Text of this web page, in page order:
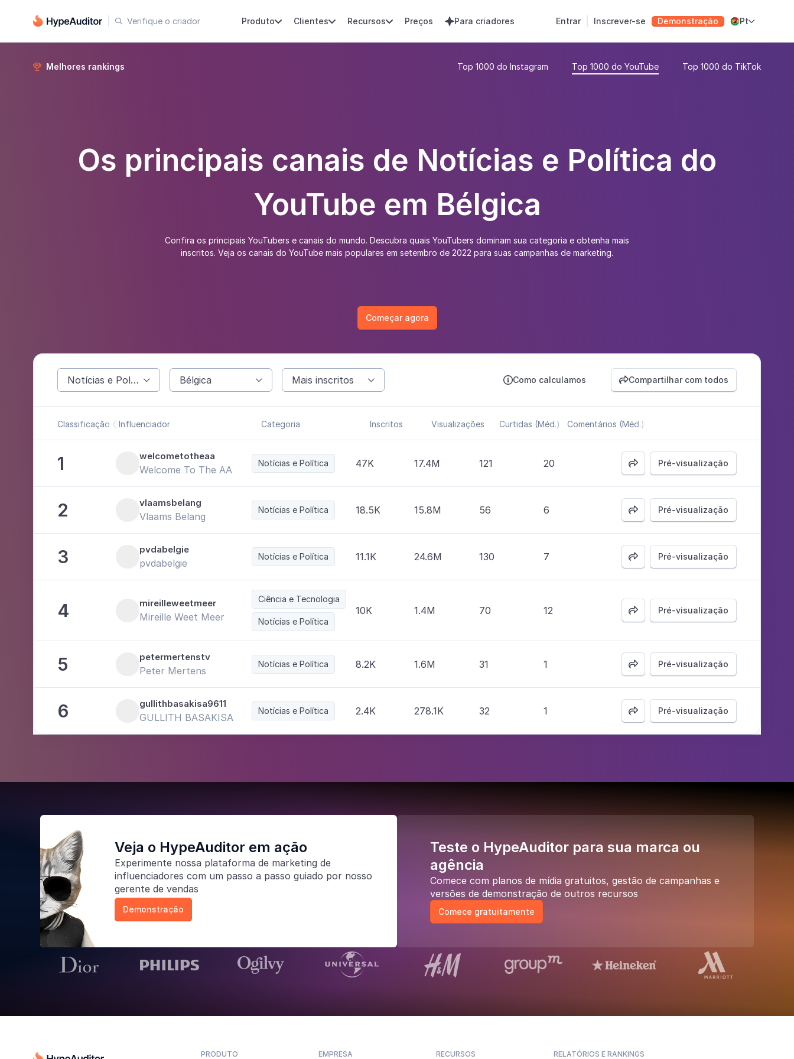
 Verifique o criador 
Produto 
Clientes 
Recursos Preços Para criadores Entrar Inscrever-se Demonstração Pt
 Melhores rankings Top 1000 do Instagram Top 1000 do YouTube Top 1000 do TikTok
Os principais canais de Notícias e Política do
YouTube em Bélgica
Confira os principais YouTubers e canais do mundo. Descubra quais YouTubers dominam sua categoria e obtenha mais
inscritos. Veja os canais do YouTube mais populares em setembro de 2022 para suas campanhas de marketing.
Começar agora
Notícias e Política  Bélgica  Mais inscritos  Como calculamos Compartilhar com todos
Classificação Influenciador Categoria Inscritos Visualizações Curtidas (Méd.) Comentários (Méd.)
1 welcometotheaa
Welcome To The AA
Notícias e Política 47K 17.4M 121 20  Pré-visualização
2 vlaamsbelang
Vlaams Belang
Notícias e Política 18.5K 15.8M 56 6  Pré-visualização
3 pvdabelgie
pvdabelgie
Notícias e Política 11.1K 24.6M 130 7  Pré-visualização
4 mireilleweetmeer
Mireille Weet Meer
Ciência e Tecnologia
Notícias e Política
10K 1.4M 70 12  Pré-visualização
5 petermertenstv
Peter Mertens
Notícias e Política 8.2K 1.6M 31 1  Pré-visualização
6 gullithbasakisa9611
GULLITH BASAKISA
Notícias e Política 2.4K 278.1K 32 1  Pré-visualização
Veja o HypeAuditor em ação
Experimente nossa plataforma de marketing de
influenciadores com um passo a passo guiado por nosso
gerente de vendas
Demonstração
Teste o HypeAuditor para sua marca ou
agência
Comece com planos de mídia gratuitos, gestão de campanhas e
versões de demonstração de outros recursos
Comece gratuitamente
PRODUTO EMPRESA RECURSOS RELATÓRIOS E RANKINGS